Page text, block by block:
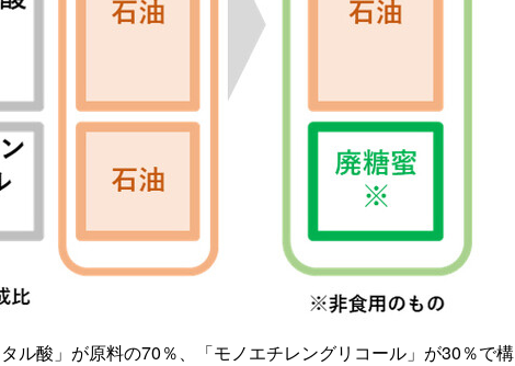
ル酸」が原料の70％、「モノエチレングリコール」が30％で構